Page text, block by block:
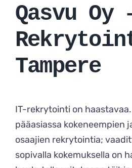
Qasvu Oy
Tampere
IT-rekrytointi on
pääasiassa kokeneempien
osaajien rekrytointia;
sopivalla kokemuksella on